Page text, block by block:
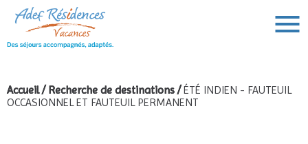
Accueil/Recherche de destinations /ÉTÉ INDIEN - FAUTEUIL
OCCASIONNEL ET FAUTEUIL PERMANENT
VOUS AVEZ UN PROJET DE VOYAGE,